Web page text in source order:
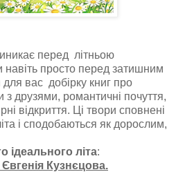
перед літньою
навіть просто перед затишним
вас добірку книг про
з друзями, романтичні почуття,
відкриття. Ці твори сповнені
і сподобаються як дорослим,
ідеального літа:
Кузнєцова.